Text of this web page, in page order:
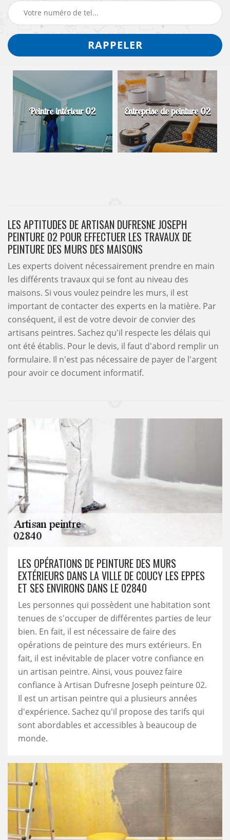
Peintre intérieur 02 Entreprise de peinture 02
LES APTITUDES DE ARTISAN DUFRESNE JOSEPH
PEINTURE 02 POUR EFFECTUER LES TRAVAUX DE
PEINTURE DES MURS DES MAISONS
Les experts doivent nécessairement prendre en main
les différents travaux qui se font au niveau des
maisons. Si vous voulez peindre les murs, il est
important de contacter des experts en la matière. Par
conséquent, il est de votre devoir de convier des
artisans peintres. Sachez qu'il respecte les délais qui
ont été établis. Pour le devis, il faut d'abord remplir un
formulaire. Il n'est pas nécessaire de payer de l'argent
pour avoir ce document informatif.
LES OPÉRATIONS DE PEINTURE DES MURS
EXTÉRIEURS DANS LA VILLE DE COUCY LES EPPES
ET SES ENVIRONS DANS LE 02840
Les personnes qui possèdent une habitation sont
tenues de s'occuper de différentes parties de leur
bien. En fait, il est nécessaire de faire des
opérations de peinture des murs extérieurs. En
fait, il est inévitable de placer votre confiance en
un artisan peintre. Ainsi, vous pouvez faire
confiance à Artisan Dufresne Joseph peinture 02.
Il est un artisan peintre qui a plusieurs années
d'expérience. Sachez qu'il propose des tarifs qui
sont abordables et accessibles à beaucoup de
monde.